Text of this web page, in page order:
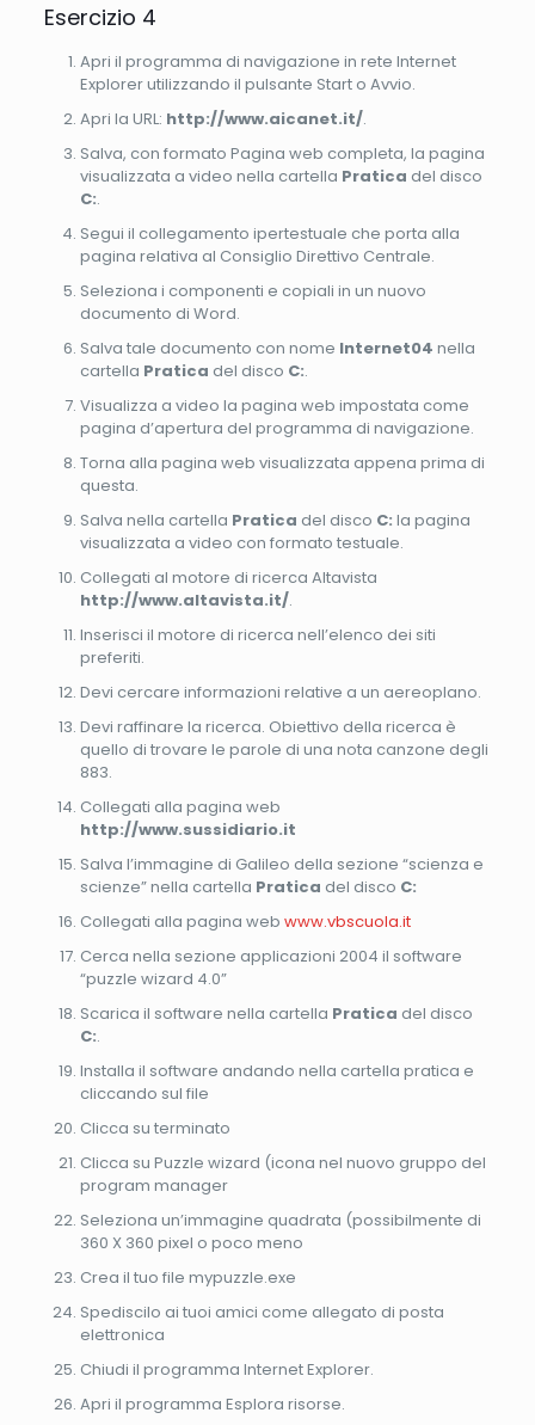
Esercizio 4
Apri il programma di navigazione in rete Internet
Explorer utilizzando il pulsante Start o Avvio.
Apri la URL: http://www.aicanet.it/.
Salva, con formato Pagina web completa, la pagina
visualizzata a video nella cartella Pratica del disco
C:.
Segui il collegamento ipertestuale che porta alla
pagina relativa al Consiglio Direttivo Centrale.
Seleziona i componenti e copiali in un nuovo
documento di Word.
Salva tale documento con nome Internet04 nella
cartella Pratica del disco C:.
Visualizza a video la pagina web impostata come
pagina d’apertura del programma di navigazione.
Torna alla pagina web visualizzata appena prima di
questa.
Salva nella cartella Pratica del disco C: la pagina
visualizzata a video con formato testuale.
Collegati al motore di ricerca Altavista
http://www.altavista.it/.
Inserisci il motore di ricerca nell’elenco dei siti
preferiti.
Devi cercare informazioni relative a un aereoplano.
Devi raffinare la ricerca. Obiettivo della ricerca è
quello di trovare le parole di una nota canzone degli
883.
Collegati alla pagina web
http://www.sussidiario.it
Salva l’immagine di Galileo della sezione “scienza e
scienze” nella cartella Pratica del disco C:
Collegati alla pagina web www.vbscuola.it
Cerca nella sezione applicazioni 2004 il software
“puzzle wizard 4.0”
Scarica il software nella cartella Pratica del disco
C:.
Installa il software andando nella cartella pratica e
cliccando sul file
Clicca su terminato
Clicca su Puzzle wizard (icona nel nuovo gruppo del
program manager
Seleziona un’immagine quadrata (possibilmente di
360 X 360 pixel o poco meno
Crea il tuo file mypuzzle.exe
Spediscilo ai tuoi amici come allegato di posta
elettronica
Chiudi il programma Internet Explorer.
Apri il programma Esplora risorse.